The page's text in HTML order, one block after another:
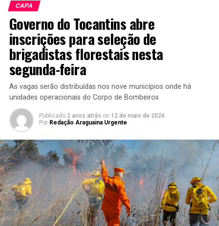
CAPA
Governo do Tocantins abre
inscrições para seleção de
brigadistas florestais nesta
segunda-feira
As vagas serão distribuídas nos nove municípios onde há
unidades operacionais do Corpo de Bombeiros
Publicado 2 anos atrás on 12 de maio de 2024
Por Redação Araguaina Urgente